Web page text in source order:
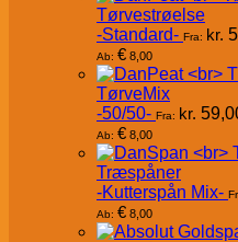
Tørvestrøelse
-Standard- Fra: kr.
Ab: € 8,00
TørveMix
-50/50- Fra: kr.
Ab: € 8,00
Træspåner
-Kutterspån Mix-
Ab: € 8,00